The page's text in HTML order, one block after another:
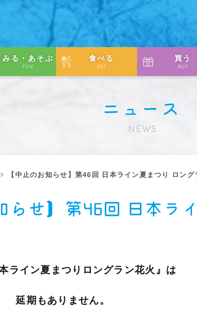
みる・あそぶ
FUN
食べる
EAT
買う
BUY
ニュース
NEWS
【中止のお知らせ】第46回 日本ライン夏まつり ロング
らせ】第46回 日本ラ
本ライン夏まつりロングラン花火』は
延期もありません。